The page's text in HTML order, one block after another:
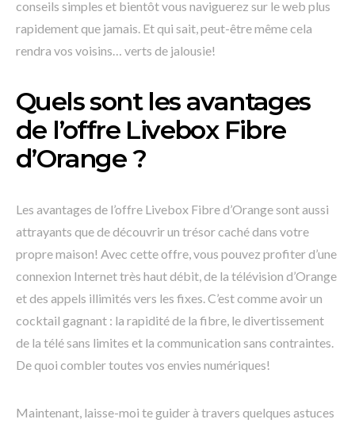
conseils simples et bientôt vous naviguerez sur le web plus
rapidement que jamais. Et qui sait, peut-être même cela
rendra vos voisins… verts de jalousie!
Quels sont les avantages
de l’offre Livebox Fibre
d’Orange ?
Les avantages de l’offre Livebox Fibre d’Orange sont aussi
attrayants que de découvrir un trésor caché dans votre
propre maison! Avec cette offre, vous pouvez profiter d’une
connexion Internet très haut débit, de la télévision d’Orange
et des appels illimités vers les fixes. C’est comme avoir un
cocktail gagnant : la rapidité de la fibre, le divertissement
de la télé sans limites et la communication sans contraintes.
De quoi combler toutes vos envies numériques!
Maintenant, laisse-moi te guider à travers quelques astuces